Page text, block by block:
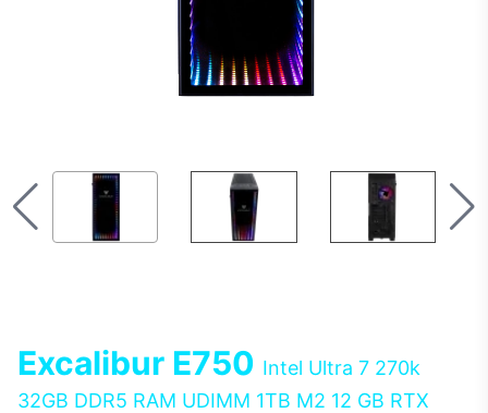
Excalibur E750 Intel Ultra 7 270k
32GB DDR5 RAM UDIMM 1TB M2 12 GB RTX